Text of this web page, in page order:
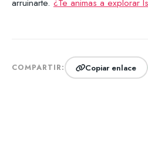
COMPARTIR: Copiar enlace